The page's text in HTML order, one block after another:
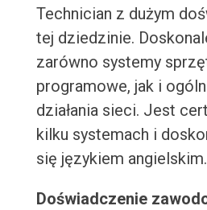
Technician z dużym
tej dziedzinie.
zarówno systemy
programowe, jak i
działania sieci. Jest
kilku systemach i
się językiem angielskim.
Doświadczenie